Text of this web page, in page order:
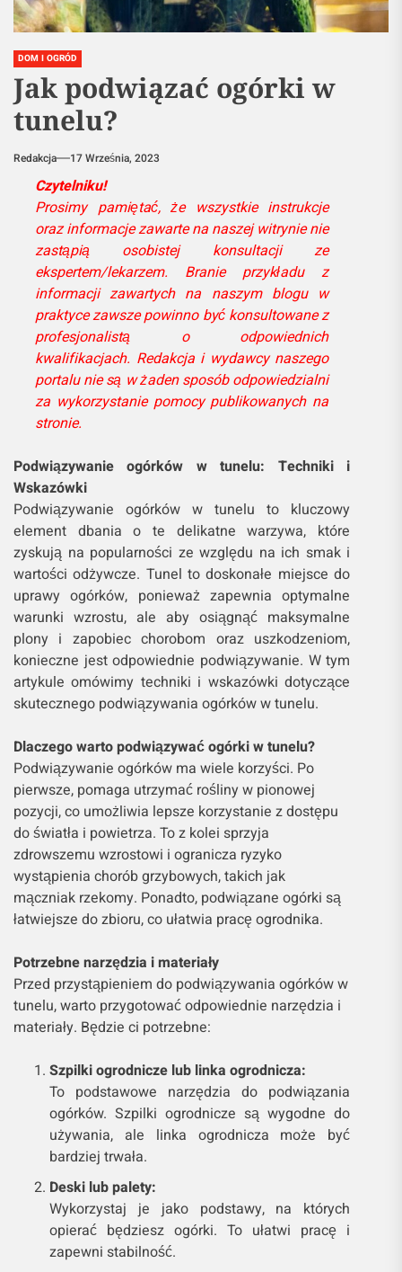
DOM I OGRÓD
Jak podwiązać ogórki w
tunelu?
Redakcja 17 Września, 2023
Czytelniku!
Prosimy pamiętać, że wszystkie instrukcje
oraz informacje zawarte na naszej witrynie nie
zastąpią osobistej konsultacji ze
ekspertem/lekarzem. Branie przykładu z
informacji zawartych na naszym blogu w
praktyce zawsze powinno być konsultowane z
profesjonalistą o odpowiednich
kwalifikacjach. Redakcja i wydawcy naszego
portalu nie są w żaden sposób odpowiedzialni
za wykorzystanie pomocy publikowanych na
stronie.
Podwiązywanie ogórków w tunelu: Techniki i
Wskazówki
Podwiązywanie ogórków w tunelu to kluczowy
element dbania o te delikatne warzywa, które
zyskują na popularności ze względu na ich smak i
wartości odżywcze. Tunel to doskonałe miejsce do
uprawy ogórków, ponieważ zapewnia optymalne
warunki wzrostu, ale aby osiągnąć maksymalne
plony i zapobiec chorobom oraz uszkodzeniom,
konieczne jest odpowiednie podwiązywanie. W tym
artykule omówimy techniki i wskazówki dotyczące
skutecznego podwiązywania ogórków w tunelu.
Dlaczego warto podwiązywać ogórki w tunelu?
Podwiązywanie ogórków ma wiele korzyści. Po
pierwsze, pomaga utrzymać rośliny w pionowej
pozycji, co umożliwia lepsze korzystanie z dostępu
do światła i powietrza. To z kolei sprzyja
zdrowszemu wzrostowi i ogranicza ryzyko
wystąpienia chorób grzybowych, takich jak
mączniak rzekomy. Ponadto, podwiązane ogórki są
łatwiejsze do zbioru, co ułatwia pracę ogrodnika.
Potrzebne narzędzia i materiały
Przed przystąpieniem do podwiązywania ogórków w
tunelu, warto przygotować odpowiednie narzędzia i
materiały. Będzie ci potrzebne:
Szpilki ogrodnicze lub linka ogrodnicza:
To podstawowe narzędzia do podwiązania
ogórków. Szpilki ogrodnicze są wygodne do
używania, ale linka ogrodnicza może być
bardziej trwała.
Deski lub palety:
Wykorzystaj je jako podstawy, na których
opierać będziesz ogórki. To ułatwi pracę i
zapewni stabilność.